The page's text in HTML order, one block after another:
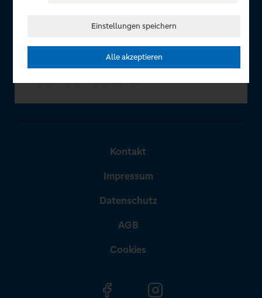
In Zusammenarbeit mit
Kontakt
Impressum
Datenschutz
AGB
Cookies
Einstellungen speichern
Alle akzeptieren